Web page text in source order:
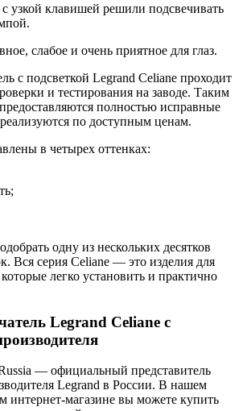
узкой клавишей решили подсвечивать
слабое и очень приятное для глаз.
с подсветкой Legrand Celiane проходит
и тестирования на заводе. Таким
полностью исправные
по доступным ценам.
в четырех оттенках:
одну из нескольких десятков
Вся серия Celiane — это изделия для
легко установить и практично
Legrand Celiane с
— официальный представитель
Legrand в России. В нашем
интернет-магазине вы можете купить